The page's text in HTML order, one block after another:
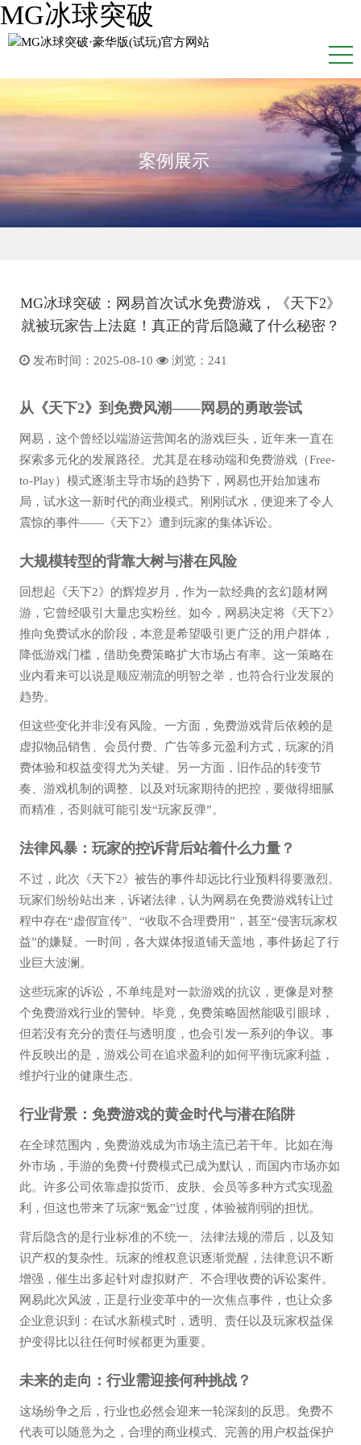
MG冰球突破
案例展示
MG冰球突破：网易首次试水免费游戏，《天下2》
就被玩家告上法庭！真正的背后隐藏了什么秘密？
发布时间：2025-08-10 浏览： 241
从《天下2》到免费风潮——网易的勇敢尝试
网易，这个曾经以端游运营闻名的游戏巨头，近年来一直在
探索多元化的发展路径。尤其是在移动端和免费游戏（Free-
to-Play）模式逐渐主导市场的趋势下，网易也开始加速布
局，试水这一新时代的商业模式。刚刚试水，便迎来了令人
震惊的事件——《天下2》遭到玩家的集体诉讼。
大规模转型的背靠大树与潜在风险
回想起《天下2》的辉煌岁月，作为一款经典的玄幻题材网
游，它曾经吸引大量忠实粉丝。如今，网易决定将《天下2》
推向免费试水的阶段，本意是希望吸引更广泛的用户群体，
降低游戏门槛，借助免费策略扩大市场占有率。这一策略在
业内看来可以说是顺应潮流的明智之举，也符合行业发展的
趋势。
但这些变化并非没有风险。一方面，免费游戏背后依赖的是
虚拟物品销售、会员付费、广告等多元盈利方式，玩家的消
费体验和权益变得尤为关键。另一方面，旧作品的转变节
奏、游戏机制的调整、以及对玩家期待的把控，要做得细腻
而精准，否则就可能引发“玩家反弹”。
法律风暴：玩家的控诉背后站着什么力量？
不过，此次《天下2》被告的事件却远比行业预料得要激烈。
玩家们纷纷站出来，诉诸法律，认为网易在免费游戏转让过
程中存在“虚假宣传”、“收取不合理费用”，甚至“侵害玩家权
益”的嫌疑。一时间，各大媒体报道铺天盖地，事件扬起了行
业巨大波澜。
这些玩家的诉讼，不单纯是对一款游戏的抗议，更像是对整
个免费游戏行业的警钟。毕竟，免费策略固然能吸引眼球，
但若没有充分的责任与透明度，也会引发一系列的争议。事
件反映出的是，游戏公司在追求盈利的如何平衡玩家利益，
维护行业的健康生态。
行业背景：免费游戏的黄金时代与潜在陷阱
在全球范围内，免费游戏成为市场主流已若干年。比如在海
外市场，手游的免费+付费模式已成为默认，而国内市场亦如
此。许多公司依靠虚拟货币、皮肤、会员等多种方式实现盈
利，但这也带来了玩家“氪金”过度，体验被削弱的担忧。
背后隐含的是行业标准的不统一、法律法规的滞后，以及知
识产权的复杂性。玩家的维权意识逐渐觉醒，法律意识不断
增强，催生出多起针对虚拟财产、不合理收费的诉讼案件。
网易此次风波，正是行业变革中的一次焦点事件，也让众多
企业意识到：在试水新模式时，透明、责任以及玩家权益保
护变得比以往任何时候都更为重要。
未来的走向：行业需迎接何种挑战？
这场纷争之后，行业也必然会迎来一轮深刻的反思。免费不
代表可以随意为之，合理的商业模式、完善的用户权益保护